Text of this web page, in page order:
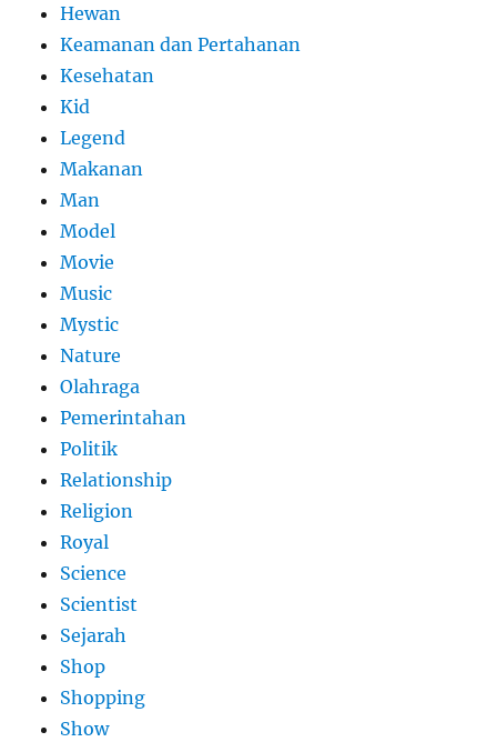
Hewan
Keamanan dan Pertahanan
Kesehatan
Kid
Legend
Makanan
Man
Model
Movie
Music
Mystic
Nature
Olahraga
Pemerintahan
Politik
Relationship
Religion
Royal
Science
Scientist
Sejarah
Shop
Shopping
Show